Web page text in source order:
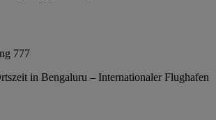
777
in Bengaluru – Internationaler Flughafen